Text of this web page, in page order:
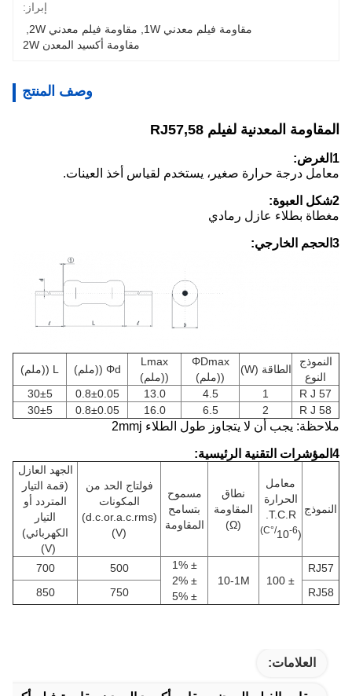
إبراز:
مقاومة فيلم معدني 1W
مقاومة فيلم معدني 2W
مقاومة أكسيد المعدن 2W
وصف المنتج
المقاومة المعدنية لفيلم RJ57,58
1الغرض:
معامل درجة حرارة صغير، يستخدم لقياس أخذ العينات.
2شكل العبوة:
مغطاة بطلاء عازل رمادي
3الحجم الخارجي:
النموذج
النوع
الطاقة (W)
ΦDmax
((ملم)
Lmax
((ملم)
Φd ((ملم)
L ((ملم)
R J 57
1
4.5
13.0
0.8±0.05
30±5
R J 58
2
6.5
16.0
0.8±0.05
30±5
ملاحظة: يجب أن لا يتجاوز طول الطلاء 2mmj
4المؤشرات التقنية الرئيسية:
النموذج
معامل
الحرارة
T.C.R.
(10
-6/°C)
نطاق
المقاومة
(Ω)
مسموح
بتسامح
المقاومة
فولتاج الحد من
المكونات
(d.c.or.a.c.rms)
(V)
الجهد العازل
(قمة التيار
المتردد أو
التيار
الكهربائي)
(V)
RJ57
± 100
10-1M
± 1%
± 2%
± 5%
500
700
RJ58
750
850
العلامات: